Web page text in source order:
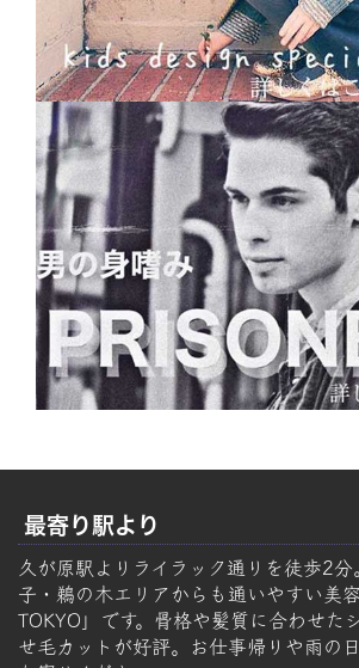
最寄り駅より
久が原駅よりライラック通りを徒歩2
子・鵜の木エリアからも通いやすい美
TOKYO」です。骨格や髪質に合わせた
せ毛カットが好評。お仕事帰りや雨の